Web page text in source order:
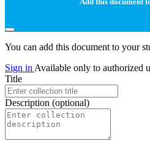
You can add this document to your
Sign in Available only to authorized
Title
Description (optional)